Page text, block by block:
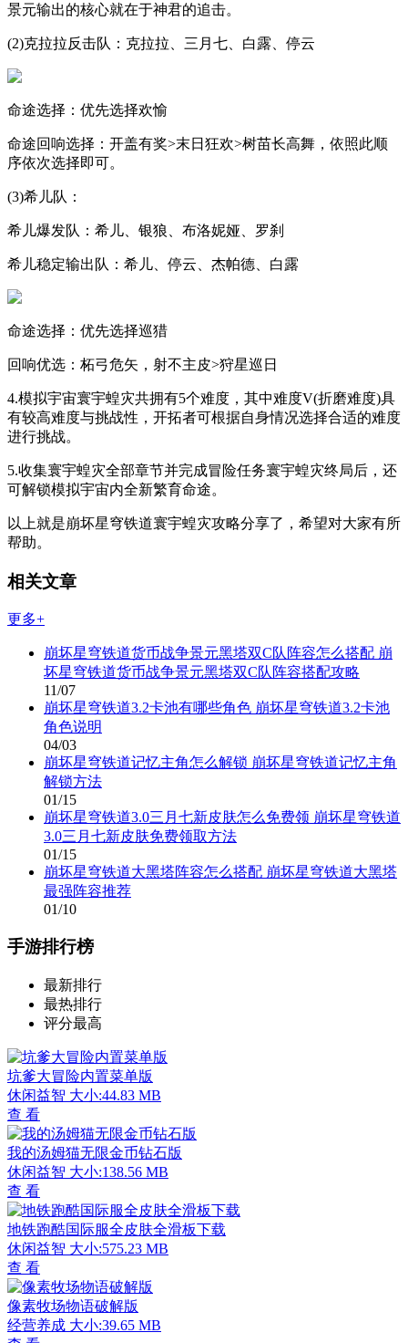
景元输出的核心就在于神君的追击。
(2)克拉拉反击队：克拉拉、三月七、白露、停云
命途选择：优先选择欢愉
命途回响选择：开盖有奖>末日狂欢>树苗长高舞，依照此顺
序依次选择即可。
(3)希儿队：
希儿爆发队：希儿、银狼、布洛妮娅、罗刹
希儿稳定输出队：希儿、停云、杰帕德、白露
命途选择：优先选择巡猎
回响优选：柘弓危矢，射不主皮>狩星巡日
4.模拟宇宙寰宇蝗灾共拥有5个难度，其中难度V(折磨难度)具
有较高难度与挑战性，开拓者可根据自身情况选择合适的难度
进行挑战。
5.收集寰宇蝗灾全部章节并完成冒险任务寰宇蝗灾终局后，还
可解锁模拟宇宙内全新繁育命途。
以上就是崩坏星穹铁道寰宇蝗灾攻略分享了，希望对大家有所
帮助。
相关文章
更多+
崩坏星穹铁道货币战争景元黑塔双C队阵容怎么搭配 崩
坏星穹铁道货币战争景元黑塔双C队阵容搭配攻略
11/07
崩坏星穹铁道3.2卡池有哪些角色 崩坏星穹铁道3.2卡池
角色说明
04/03
崩坏星穹铁道记忆主角怎么解锁 崩坏星穹铁道记忆主角
解锁方法
01/15
崩坏星穹铁道3.0三月七新皮肤怎么免费领 崩坏星穹铁道
3.0三月七新皮肤免费领取方法
01/15
崩坏星穹铁道大黑塔阵容怎么搭配 崩坏星穹铁道大黑塔
最强阵容推荐
01/10
手游排行榜
最新排行
最热排行
评分最高
坑爹大冒险内置菜单版
休闲益智 大小:44.83 MB
查 看
我的汤姆猫无限金币钻石版
休闲益智 大小:138.56 MB
查 看
地铁跑酷国际服全皮肤全滑板下载
休闲益智 大小:575.23 MB
查 看
像素牧场物语破解版
经营养成 大小:39.65 MB